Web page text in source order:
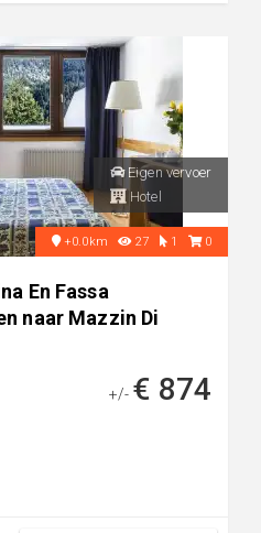
Eigen vervoer
Hotel
+0.0km 27 1 0
En Fassa
naar Mazzin Di
+/- € 874